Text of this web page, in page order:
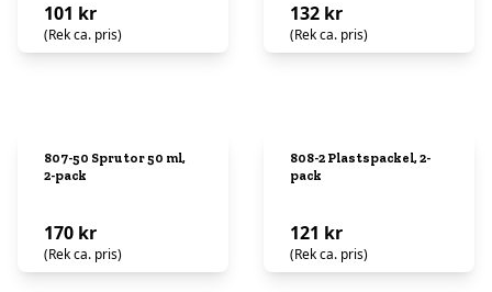
101 kr
(Rek ca. pris)
132 kr
(Rek ca. pris)
807-50 Sprutor 50 ml,
2-pack
170 kr
(Rek ca. pris)
808-2 Plastspackel, 2-
pack
121 kr
(Rek ca. pris)